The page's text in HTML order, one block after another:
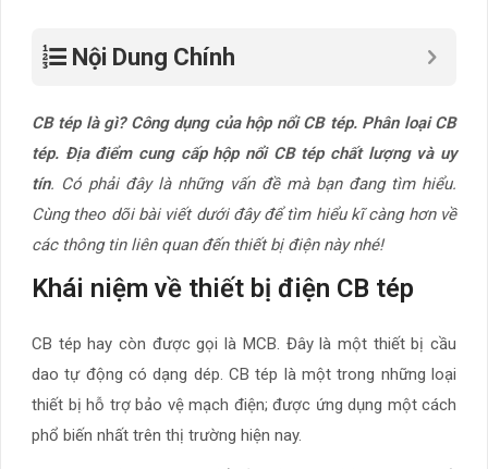
Nội Dung Chính
CB tép là gì? Công dụng của hộp nổi CB tép. Phân loại CB
tép. Địa điểm cung cấp hộp nổi CB tép chất lượng và uy
tín. Có phải đây là những vấn đề mà bạn đang tìm hiểu.
Cùng theo dõi bài viết dưới đây để tìm hiểu kĩ càng hơn về
các thông tin liên quan đến thiết bị điện này nhé!
Khái niệm về thiết bị điện CB tép
CB tép hay còn được gọi là MCB. Đây là một thiết bị cầu
dao tự động có dạng dép. CB tép là một trong những loại
thiết bị hỗ trợ bảo vệ mạch điện; được ứng dụng một cách
phổ biến nhất trên thị trường hiện nay.